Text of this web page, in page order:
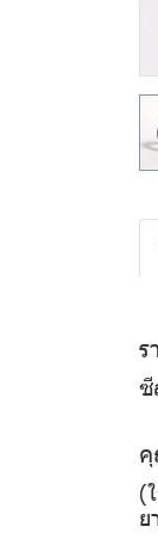
ร
ซี
(
ย